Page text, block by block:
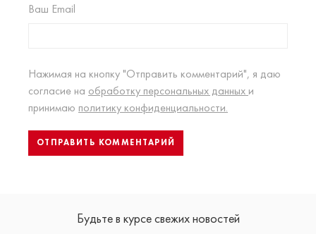
Ваш Email
Нажимая на кнопку "Отправить комментарий", я даю
согласие на обработку персональных данных и
принимаю политику конфиденциальности.
Будьте в курсе свежих новостей